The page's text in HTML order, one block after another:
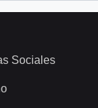
Sociales